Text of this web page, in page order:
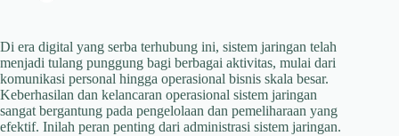
Di era digital yang serba terhubung ini, sistem jaringan telah
menjadi tulang punggung bagi berbagai aktivitas, mulai dari
komunikasi personal hingga operasional bisnis skala besar.
Keberhasilan dan kelancaran operasional sistem jaringan
sangat bergantung pada pengelolaan dan pemeliharaan yang
efektif. Inilah peran penting dari administrasi sistem jaringan.